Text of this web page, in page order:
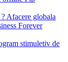
Afacere globala
Forever
stimuletiv de